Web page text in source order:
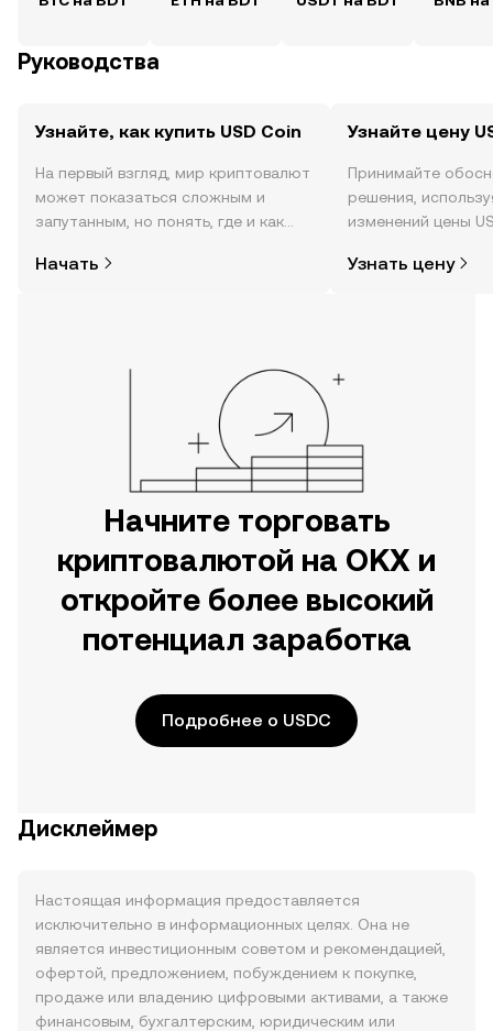
Руководства
Узнайте, как купить USD Coin
На первый взгляд, мир криптовалют
может показаться сложным и
запутанным, но понять, где и как
так сложно. Начните исследовать
Начать
Узнайте цену
Принимайте
решения,
изменений цены
настроениях в
Узнать цену
Начните торговать
криптовалютой на OKX и
откройте более высокий
потенциал заработка
Подробнее о USDC
Дисклеймер
Настоящая информация предоставляется
исключительно в информационных целях. Она не
является инвестиционным советом и рекомендацией,
офертой, предложением, побуждением к покупке,
продаже или владению цифровыми активами, а также
финансовым, бухгалтерским, юридическим или